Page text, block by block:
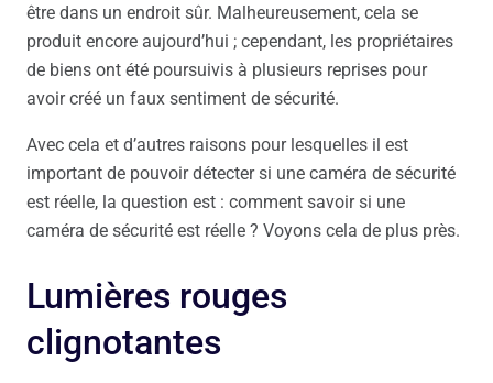
être dans un endroit sûr. Malheureusement, cela se
produit encore aujourd’hui ; cependant, les propriétaires
de biens ont été poursuivis à plusieurs reprises pour
avoir créé un faux sentiment de sécurité.
Avec cela et d’autres raisons pour lesquelles il est
important de pouvoir détecter si une caméra de sécurité
est réelle, la question est : comment savoir si une
caméra de sécurité est réelle ? Voyons cela de plus près.
Lumières rouges
clignotantes